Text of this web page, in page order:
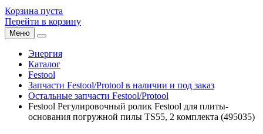
Корзина пуста
Перейти в корзину
Меню
Энергия
Каталог
Festool
Запчасти Festool/Protool в наличии и под заказ
Остальные запчасти Festool/Protool
Festool Регулировочный ролик Festool для плиты-
основания погружной пилы TS55, 2 комплекта (495035)